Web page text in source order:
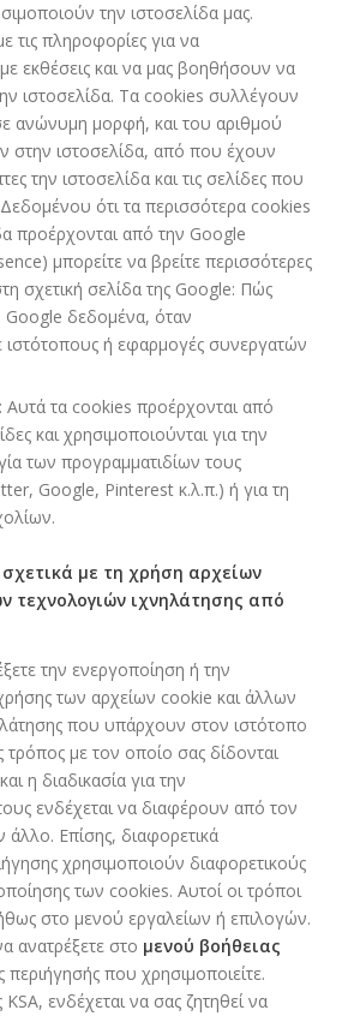
την ιστοσελίδα μας.
τις πληροφορίες για να
εκθέσεις και να μας βοηθήσουν να
ιστοσελίδα. Τα cookies συλλέγουν
ανώνυμη μορφή, και του αριθμού
στην ιστοσελίδα, από που έχουν
την ιστοσελίδα και τις σελίδες που
ότι τα περισσότερα cookies
προέρχονται από την Google
μπορείτε να βρείτε περισσότερες
σχετική σελίδα της Google: Πώς
Google δεδομένα, όταν
ιστότοπους ή εφαρμογές συνεργατών
Αυτά τα cookies προέρχονται από
και χρησιμοποιούνται για την
των προγραμματιδίων τους
Google, Pinterest κ.λ.π.) ή για τη
με τη χρήση αρχείων
τεχνολογιών ιχνηλάτησης από
την ενεργοποίηση ή την
των αρχείων cookie και άλλων
που υπάρχουν στον ιστότοπο
τρόπος με τον οποίο σας δίδονται
η διαδικασία για την
ενδέχεται να διαφέρουν από τον
άλλο. Επίσης, διαφορετικά
χρησιμοποιούν διαφορετικούς
των cookies. Αυτοί οι τρόποι
στο μενού εργαλείων ή επιλογών.
ανατρέξετε στο μενού βοήθειας
που χρησιμοποιείτε.
ενδέχεται να σας ζητηθεί να